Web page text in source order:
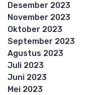
Desember 2023
November 2023
Oktober 2023
September 2023
Agustus 2023
Juli 2023
Juni 2023
Mei 2023